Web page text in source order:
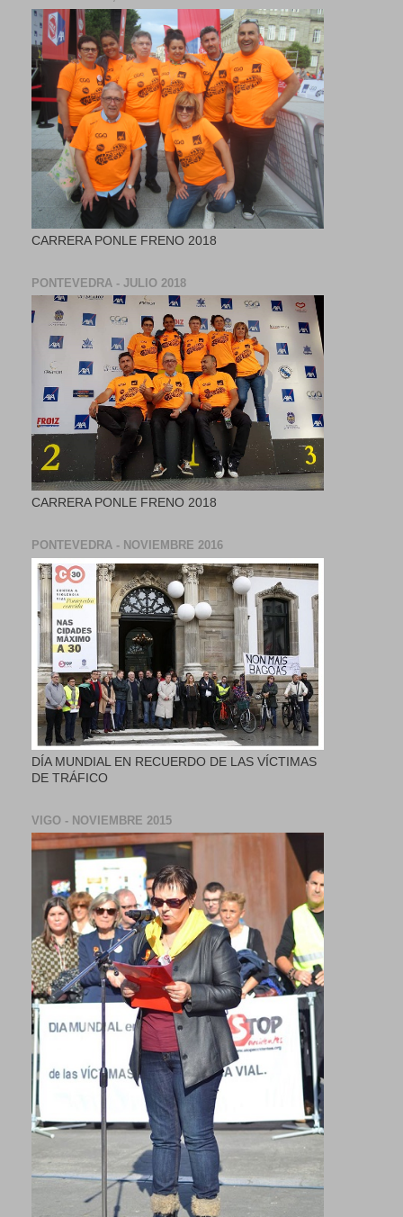
CARRERA PONLE FRENO 2018
PONTEVEDRA - JULIO 2018
CARRERA PONLE FRENO 2018
PONTEVEDRA - NOVIEMBRE 2016
DÍA MUNDIAL EN RECUERDO DE LAS VÍCTIMAS
DE TRÁFICO
VIGO - NOVIEMBRE 2015